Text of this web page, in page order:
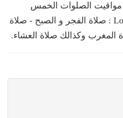
الصلوات الخمس
ومواعيد رفع الأذان في Lodi : صلاة الفجر و الصبح - صلاة
المغرب وكذالك صلاة العشاء.